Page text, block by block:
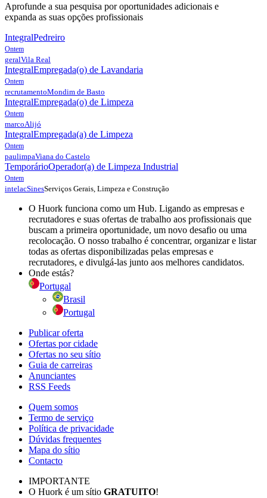
Aprofunde a sua pesquisa por oportunidades adicionais e
expanda as suas opções profissionais
IntegralPedreiro
Ontem
geralVila Real
IntegralEmpregada(o) de Lavandaria
Ontem
recrutamentoMondim de Basto
IntegralEmpregada(o) de Limpeza
Ontem
marcoAlijó
IntegralEmpregada(a) de Limpeza
Ontem
paulimpaViana do Castelo
TemporárioOperador(a) de Limpeza Industrial
Ontem
intelacSinesServiços Gerais, Limpeza e Construção
O Huork funciona como um Hub. Ligando as empresas e
recrutadores e suas ofertas de trabalho aos profissionais que
buscam a primeira oportunidade, um novo desafio ou uma
recolocação. O nosso trabalho é concentrar, organizar e listar
todas as ofertas disponibilizadas pelas empresas e
recrutadores, e divulgá-las junto aos melhores candidatos.
Onde estás?
Portugal
Brasil
Portugal
Publicar oferta
Ofertas por cidade
Ofertas no seu sítio
Guia de carreiras
Anunciantes
RSS Feeds
Quem somos
Termo de serviço
Política de privacidade
Dúvidas frequentes
Mapa do sítio
Contacto
IMPORTANTE
O Huork é um sítio GRATUITO!